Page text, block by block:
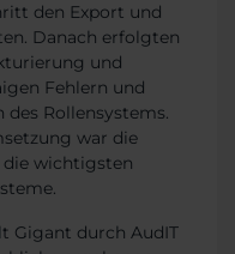
den Export und
Danach erfolgten
und
Fehlern und
des Rollensystems.
war die
wichtigsten
Gigant durch AudIT